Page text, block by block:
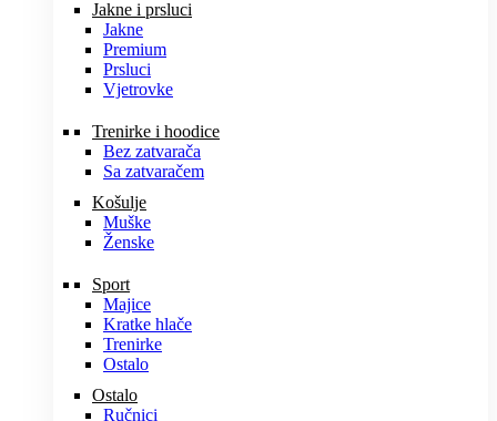
Jakne i prsluci
Jakne
Premium
Prsluci
Vjetrovke
Trenirke i hoodice
Bez zatvarača
Sa zatvaračem
Košulje
Muške
Ženske
Sport
Majice
Kratke hlače
Trenirke
Ostalo
Ostalo
Ručnici